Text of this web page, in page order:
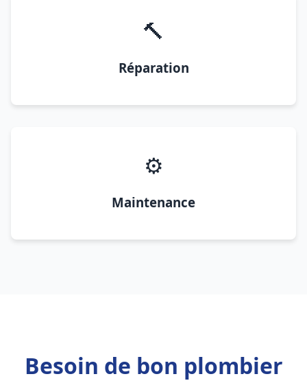
🔨
Réparation
⚙️
Maintenance
Besoin de bon plombier